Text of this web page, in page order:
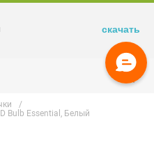
Bulb Essential, Белый
скачать